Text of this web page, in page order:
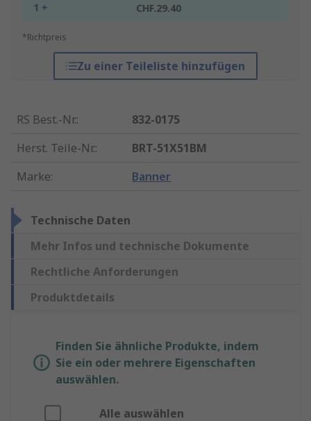
1 + CHF.29.40
*Richtpreis
Zu einer Teileliste hinzufügen
RS Best.-Nr.:
832-0175
Herst. Teile-Nr.:
BRT-51X51BM
Marke: Banner
Technische Daten
Mehr Infos und technische Dokumente
Rechtliche Anforderungen
Produktdetails
Finden Sie ähnliche Produkte, indem
Sie ein oder mehrere Eigenschaften
auswählen.
Alle auswählen